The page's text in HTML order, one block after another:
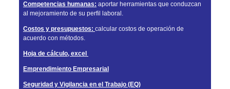
Competencias humanas: aportar herramientas que conduzcan
al mejoramiento de su perfil laboral.
Costos y presupuestos: calcular costos de operación de
acuerdo con métodos.
Hoja de cálculo, excel
Emprendimiento Empresarial
Seguridad y Vigilancia en el Trabajo (EQ)